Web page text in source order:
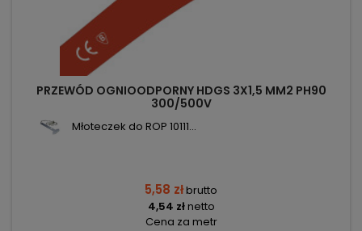
PRZEWÓD OGNIOODPORNY HDGS 3X1,5 MM2 PH90
300/500V
Młoteczek do ROP 10111...
5,58 złbrutto
4,54 złnetto
Cena za metr